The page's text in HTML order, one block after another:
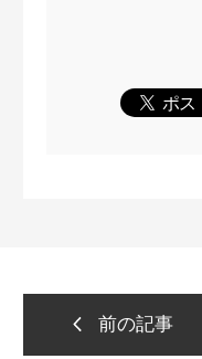
前の記事